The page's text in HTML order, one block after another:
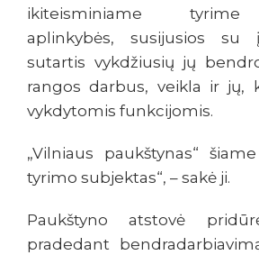
ikiteisminiame tyrime
aplinkybės, susijusios su
sutartis vykdžiusių jų
rangos darbus, veikla ir jų,
vykdytomis funkcijomis.
„Vilniaus paukštynas“
tyrimo subjektas“, – sakė ji.
Paukštyno atstovė
pradedant